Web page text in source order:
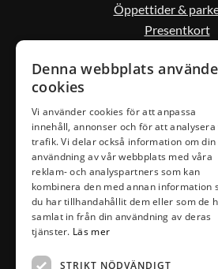
Öppettider &
Presentkort
KONTAKT VÄXJÖ
0470-407 00
Denna webbplats
cookies
Vi använder cookies för att anpassa
innehåll, annonser och för att analysera
trafik. Vi delar också information om din
användning av vår webbplats med våra
reklam- och analyspartners som kan
kombinera den med annan information
du har tillhandahållit dem eller som de
samlat in från din användning av deras
tjänster. Läs mer
STRIKT NÖDVÄNDIGT